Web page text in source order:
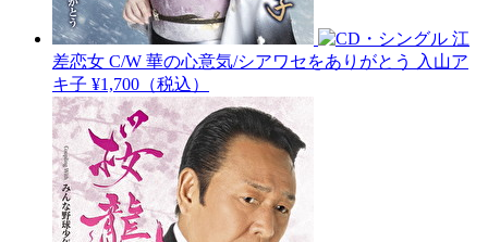
江
差恋女 C/W 華の心意気/シアワセをありがとう
入山ア
キ子 ¥1,700（税込）